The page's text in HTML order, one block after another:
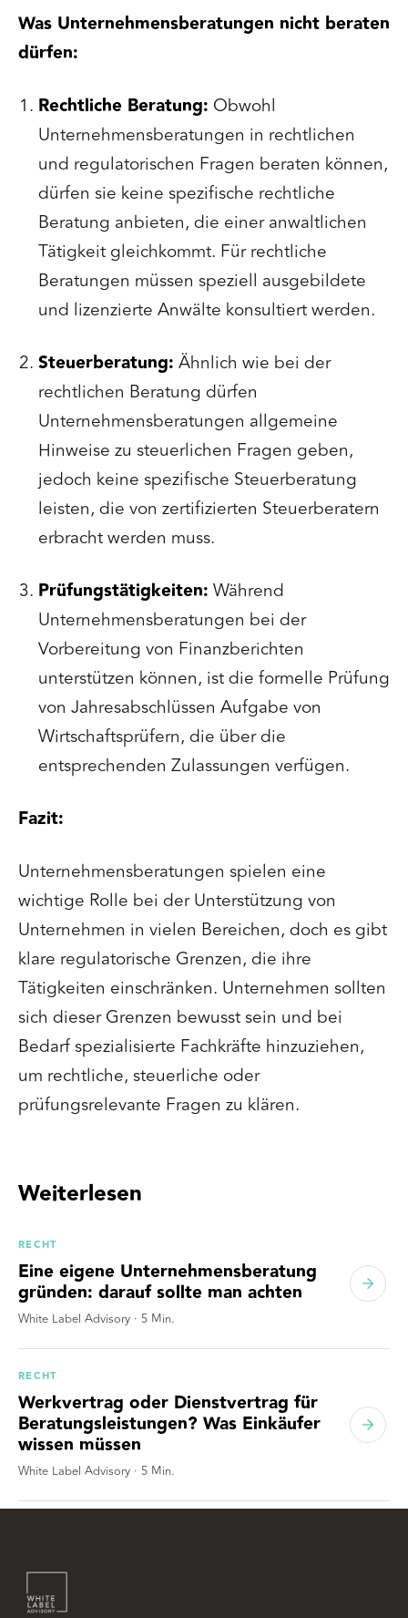
Was Unternehmensberatungen nicht beraten
dürfen:
Rechtliche Beratung: Obwohl
Unternehmensberatungen in rechtlichen
und regulatorischen Fragen beraten können,
dürfen sie keine spezifische rechtliche
Beratung anbieten, die einer anwaltlichen
Tätigkeit gleichkommt. Für rechtliche
Beratungen müssen speziell ausgebildete
und lizenzierte Anwälte konsultiert werden.
Steuerberatung: Ähnlich wie bei der
rechtlichen Beratung dürfen
Unternehmensberatungen allgemeine
Hinweise zu steuerlichen Fragen geben,
jedoch keine spezifische Steuerberatung
leisten, die von zertifizierten Steuerberatern
erbracht werden muss.
Prüfungstätigkeiten: Während
Unternehmensberatungen bei der
Vorbereitung von Finanzberichten
unterstützen können, ist die formelle Prüfung
von Jahresabschlüssen Aufgabe von
Wirtschaftsprüfern, die über die
entsprechenden Zulassungen verfügen.
Fazit:
Unternehmensberatungen spielen eine
wichtige Rolle bei der Unterstützung von
Unternehmen in vielen Bereichen, doch es gibt
klare regulatorische Grenzen, die ihre
Tätigkeiten einschränken. Unternehmen sollten
sich dieser Grenzen bewusst sein und bei
Bedarf spezialisierte Fachkräfte hinzuziehen,
um rechtliche, steuerliche oder
prüfungsrelevante Fragen zu klären.
Weiterlesen
RECHT
Eine eigene Unternehmensberatung
gründen: darauf sollte man achten
White Label Advisory · 5 Min.
RECHT
Werkvertrag oder Dienstvertrag für
Beratungsleistungen? Was Einkäufer
wissen müssen
White Label Advisory · 5 Min.